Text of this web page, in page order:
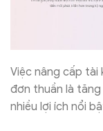
Việc nâng cấp tài
đơn thuần là tăng
nhiều lợi ích nổi